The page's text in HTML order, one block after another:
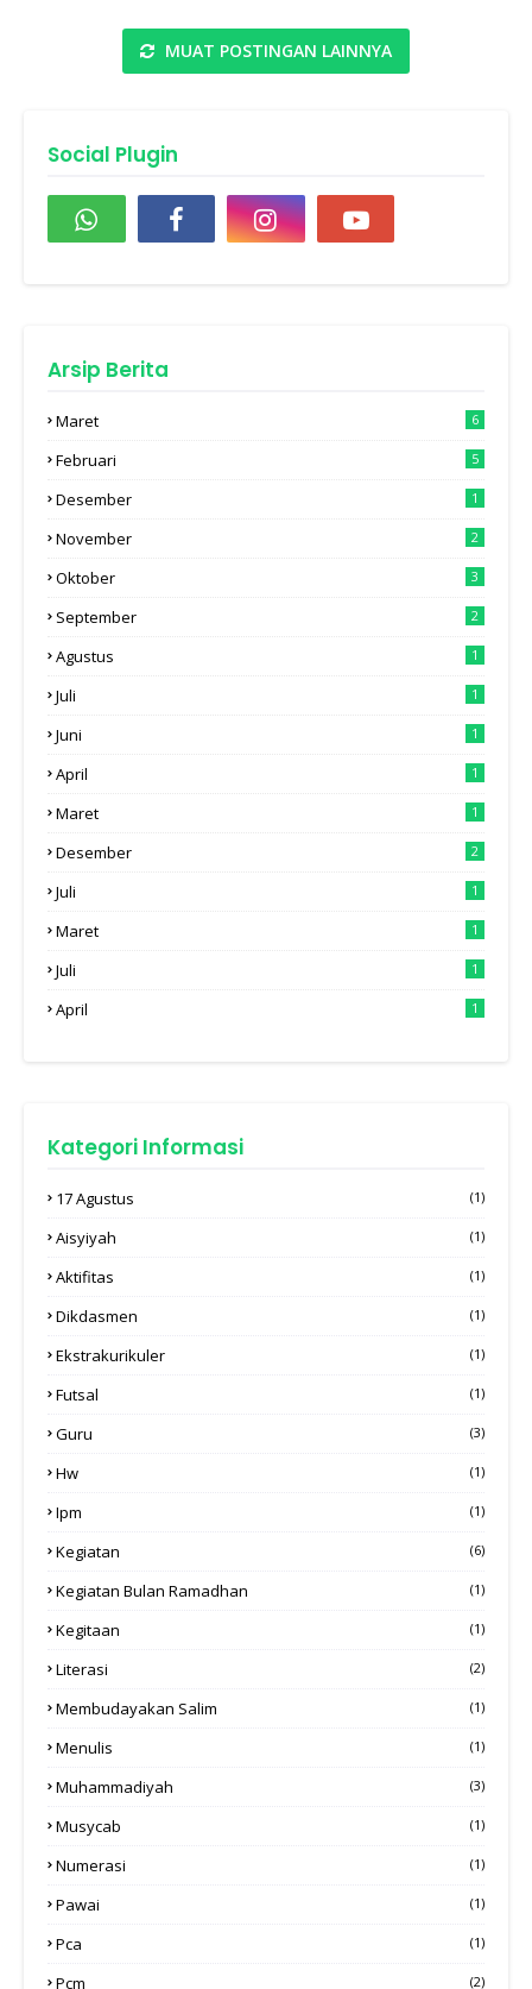
MUAT POSTINGAN LAINNYA
Social Plugin
Arsip Berita
Maret 6
Februari 5
Desember 1
November 2
Oktober 3
September 2
Agustus 1
Juli 1
Juni 1
April 1
Maret 1
Desember 2
Juli 1
Maret 1
Juli 1
April 1
Kategori Informasi
17 Agustus (1)
Aisyiyah (1)
Aktifitas (1)
Dikdasmen (1)
Ekstrakurikuler (1)
Futsal (1)
Guru (3)
Hw (1)
Ipm (1)
Kegiatan (6)
Kegiatan Bulan Ramadhan (1)
Kegitaan (1)
Literasi (2)
Membudayakan Salim (1)
Menulis (1)
Muhammadiyah (3)
Musycab (1)
Numerasi (1)
Pawai (1)
Pca (1)
Pcm (2)